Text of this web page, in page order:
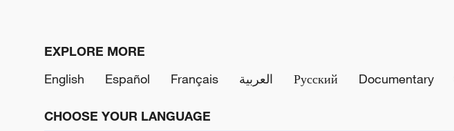
EXPLORE MORE
English
Español Français العربية Русский Documentary
CHOOSE YOUR LANGUAGE